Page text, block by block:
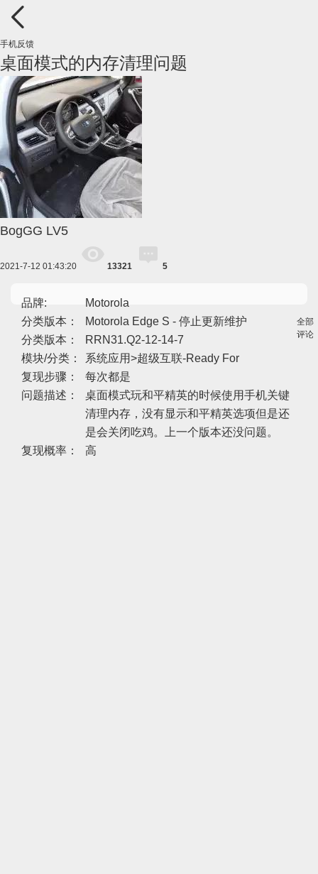
手机反馈
桌面模式的内存清理问题
BogGG LV5
2021-7-12 01:43:20 13321 5
品牌:
Motorola
分类版本：
Motorola Edge S - 停止更新维护
分类版本：
RRN31.Q2-12-14-7
模块/分类：
系统应用>超级互联-Ready For
复现步骤：
每次都是
问题描述：
桌面模式玩和平精英的时候使用手机关键
清理内存，没有显示和平精英选项但是还
是会关闭吃鸡。上一个版本还没问题。
复现概率：
高
全部
评论